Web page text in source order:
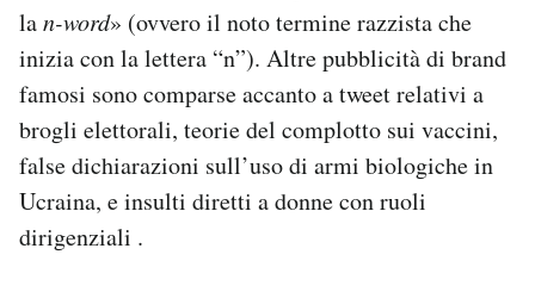
lan-word» (ovvero il noto termine razzista che
inizia con la lettera “n”). Altre pubblicità di brand
famosi sono comparse accanto a tweet relativi a
brogli elettorali, teorie del complotto sui vaccini,
false dichiarazioni sull’uso di armi biologiche in
Ucraina, e insulti diretti a donne con ruoli
dirigenziali .